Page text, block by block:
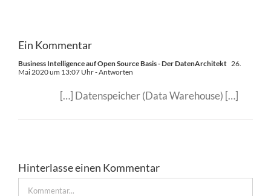
Ein Kommentar
Business Intelligence auf Open Source Basis - Der DatenArchitekt 26.
Mai 2020 um 13:07 Uhr- Antworten
[…] Datenspeicher (Data Warehouse) […]
Hinterlasse einen Kommentar
Kommentar